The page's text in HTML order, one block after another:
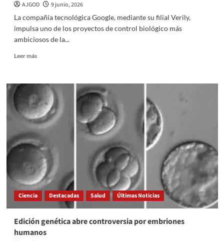
AJGOD
9 junio, 2026
La compañía tecnológica Google, mediante su filial Verily,
impulsa uno de los proyectos de control biológico más
ambiciosos de la...
Leer másRead
Google
liberará
millones
de
mosquitos
para
combatir
enfermedades
transmitidas
por
insectos
Ciencia Destacadas Salud Últimas Noticias
Edición genética abre controversia por embriones
humanos